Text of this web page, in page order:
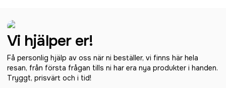
Vi hjälper er!
Få personlig hjälp av oss när ni beställer, vi finns här hela
resan, från första frågan tills ni har era nya produkter i handen.
Tryggt, prisvärt och i tid!